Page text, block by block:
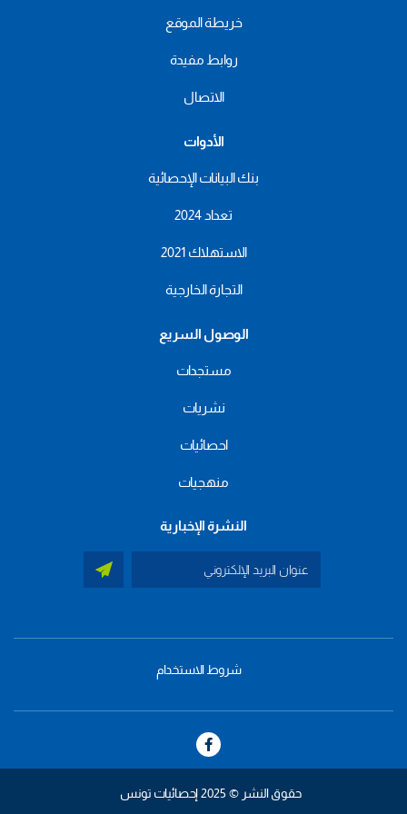
خريطة الموقع
روابط مفيدة
الاتصال
الأدوات
بنك البيانات الإحصائية
تعداد 2024
الاستهلاك 2021
التجارة الخارجية
الوصول السريع
مستجدات
نشريات
احصائيات
منهجيات
النشرة الإخبارية
footer
شروط الاستخدام
حقوق النشر © 2025 إحصائيات تونس